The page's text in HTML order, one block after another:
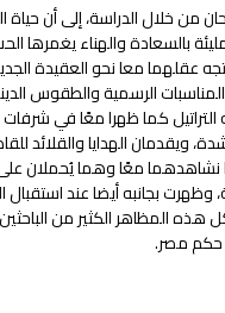
من خلال الدراسة، إلى أن حياة
بالسعادة والهناء يغمرها الحب
عقلهما معا نحو العقيدة
الرسمية والطقوس
كما ظهرا معًا في شرفات
ويقدمان الهدايا والقلائد
نشاهدهما معًا وهما يُحملان
وظهرت بجانبه أيضا عند استقبال
المظاهر الكثير من الباحثين
مصر.